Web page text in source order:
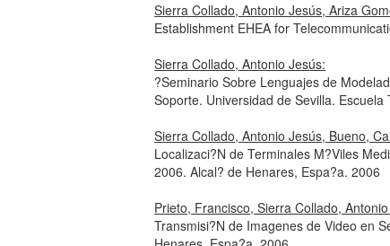
Sierra Collado, Antonio Jesús, Ariza
Establishment EHEA for
Sierra Collado, Antonio Jesús:
?Seminario Sobre Lenguajes de
Soporte. Universidad de Sevilla.
Sierra Collado, Antonio Jesús, Bueno,
Localizaci?N de Terminales M?Viles
2006. Alcal? de Henares, Espa?a. 2006
Prieto, Francisco, Sierra Collado,
Transmisi?N de Imagenes de Video en